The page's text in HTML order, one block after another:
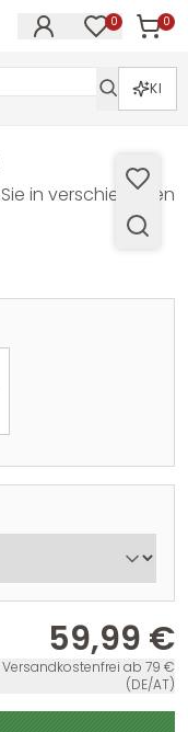
0 0
KI
in verschiedenen
59,99 €
Versandkostenfrei ab 79 €
(DE/AT)